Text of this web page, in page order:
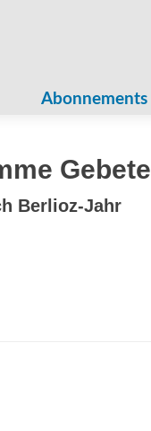
Abonnements
Gebete
Berlioz-Jahr